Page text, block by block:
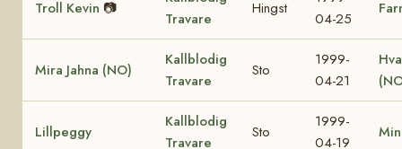
Troll Kevin 📷
Travare
Hingst
04-25
Mira Jahna (NO)
Kallblodig
Travare
Sto
1999-
04-21
Lillpeggy
Kallblodig
Travare
Sto
1999-
04-19